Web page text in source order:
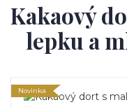
Kakaový
lepku a
Novinka